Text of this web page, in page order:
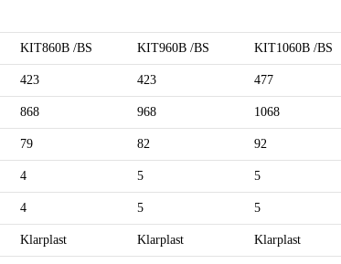
KIT860B /BS KIT960B /BS KIT1060B /BS
423 423 477
868 968 1068
79 82 92
4 5 5
4 5 5
Klarplast Klarplast Klarplast